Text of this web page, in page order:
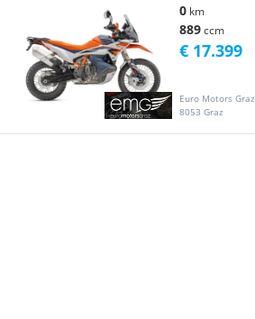
0 km
889ccm
Euro Motors Graz
8053 Graz
€ 17.399